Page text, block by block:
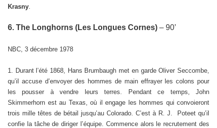
Krasny
6. The Longhorns (Les Longues Cornes) – 90’
NBC, 3 décembre 1978
1. Durant l’été 1868, Hans Brumbaugh met en garde Oliver Seccombe,
qu’il accuse d’envoyer des hommes de main effrayer les colons pour
les pousser à vendre leurs terres. Pendant ce temps, John
Skimmerhorn est au Texas, où il engage les hommes qui convoieront
trois mille têtes de bétail jusqu’au Colorado. C’est à R. J. Poteet qu’il
confie la tâche de diriger l’équipe. Commence alors le recrutement des